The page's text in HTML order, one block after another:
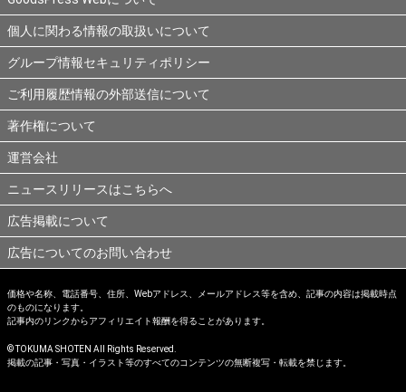
個人に関わる情報の取扱いについて
グループ情報セキュリティポリシー
ご利用履歴情報の外部送信について
著作権について
運営会社
ニュースリリースはこちらへ
広告掲載について
広告についてのお問い合わせ
価格や名称、電話番号、住所、Webアドレス、メールアドレス等を含め、記事の内容は掲載時点
のものになります。
記事内のリンクからアフィリエイト報酬を得ることがあります。
© TOKUMA SHOTEN All Rights Reserved.
掲載の記事・写真・イラスト等のすべてのコンテンツの無断複写・転載を禁じます。